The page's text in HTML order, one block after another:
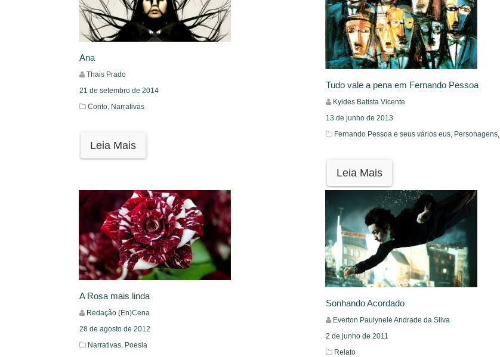
Ana
Thais Prado
21 de setembro de 2014
Conto, Narrativas
Leia Mais
Tudo vale a pena em Fernando Pessoa
Kyldes Batista Vicente
13 de junho de 2013
Fernando Pessoa e seus vários eus, Personagens,
Leia Mais
A Rosa mais linda
Redação (En)Cena
28 de agosto de 2012
Narrativas, Poesia
Sonhando Acordado
Everton Paulynele Andrade da Silva
2 de junho de 2011
Relato